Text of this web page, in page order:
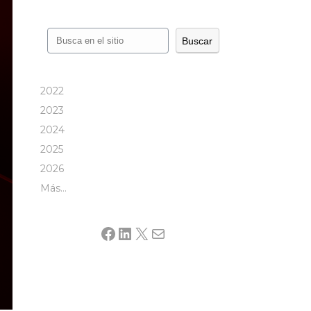
Buscar Buscar
2022
2023
2024
2025
2026
Más…
Facebook
LinkedIn
X Mail